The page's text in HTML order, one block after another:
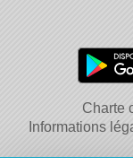
Charte
Informations